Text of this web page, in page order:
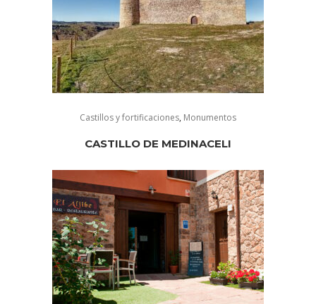
Castillos y fortificaciones, Monumentos
CASTILLO DE MEDINACELI